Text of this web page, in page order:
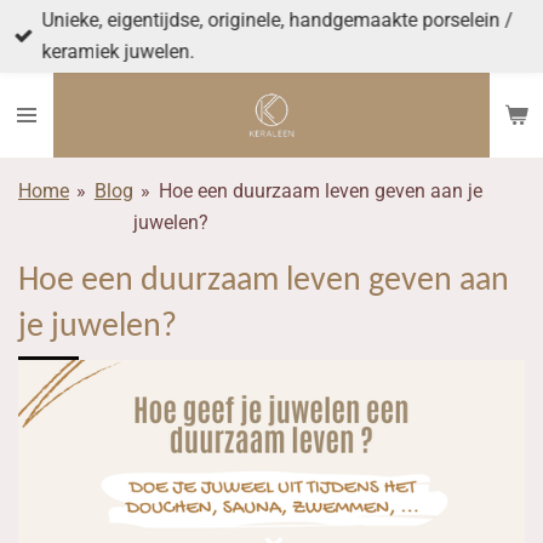
Ga
direct
de
Unieke, eigentijdse, originele, handgemaakte porselein /
keramiek juwelen.
Home » Blog » Hoe een duurzaam leven geven aan je
juwelen?
Hoe een duurzaam leven geven aan
je juwelen?